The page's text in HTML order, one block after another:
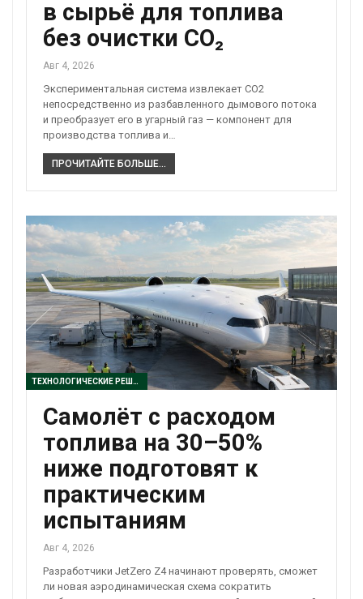
в сырьё для топлива
без очистки CO₂
Авг 4, 2026
Экспериментальная система извлекает CO2
непосредственно из разбавленного дымового потока
и преобразует его в угарный газ — компонент для
производства топлива и…
ПРОЧИТАЙТЕ БОЛЬШЕ...
ТЕХНОЛОГИЧЕСКИЕ РЕШЕНИЯ
Самолёт с расходом
топлива на 30–50%
ниже подготовят к
практическим
испытаниям
Авг 4, 2026
Разработчики JetZero Z4 начинают проверять, сможет
ли новая аэродинамическая схема сократить